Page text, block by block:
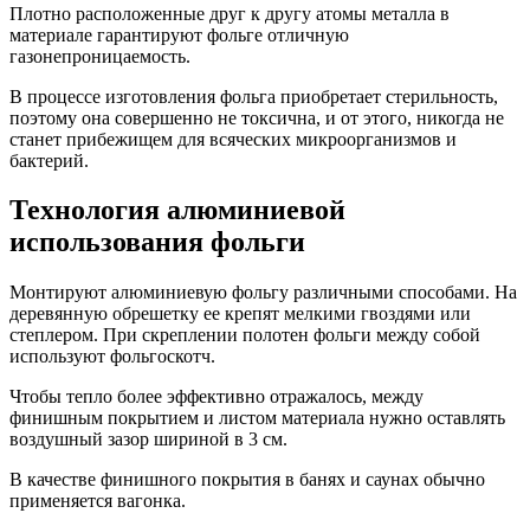
Плотно расположенные друг к другу атомы металла в
материале гарантируют фольге отличную
газонепроницаемость.
В процессе изготовления фольга приобретает стерильность,
поэтому она совершенно не токсична, и от этого, никогда не
станет прибежищем для всяческих микроорганизмов и
бактерий.
Технология алюминиевой
использования фольги
Монтируют алюминиевую фольгу различными способами. На
деревянную обрешетку ее крепят мелкими гвоздями или
степлером. При скреплении полотен фольги между собой
используют фольгоскотч.
Чтобы тепло более эффективно отражалось, между
финишным покрытием и листом материала нужно оставлять
воздушный зазор шириной в 3 см.
В качестве финишного покрытия в банях и саунах обычно
применяется вагонка.